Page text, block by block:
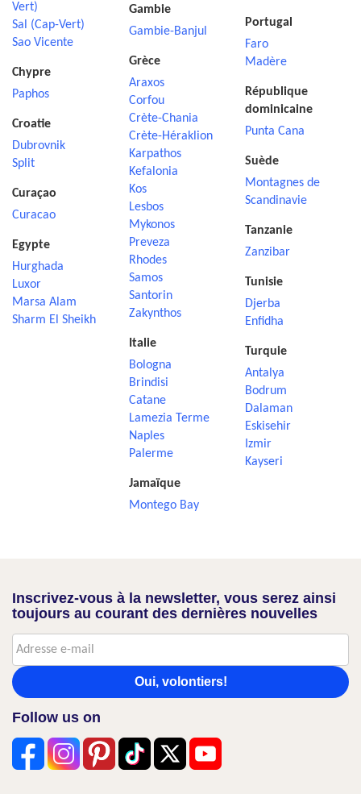
Vert)
Sal (Cap-Vert)
Sao Vicente
Chypre
Paphos
Croatie
Dubrovnik
Split
Curaçao
Curacao
Egypte
Hurghada
Luxor
Marsa Alam
Sharm El Sheikh
Gambie
Gambie-Banjul
Grèce
Araxos
Corfou
Crète-Chania
Crète-Héraklion
Karpathos
Kefalonia
Kos
Lesbos
Mykonos
Preveza
Rhodes
Samos
Santorin
Zakynthos
Italie
Bologna
Brindisi
Catane
Lamezia Terme
Naples
Palerme
Jamaïque
Montego Bay
Portugal
Faro
Madère
République
dominicaine
Punta Cana
Suède
Montagnes de
Scandinavie
Tanzanie
Zanzibar
Tunisie
Djerba
Enfidha
Turquie
Antalya
Bodrum
Dalaman
Eskisehir
Izmir
Kayseri
Inscrivez-vous à la newsletter, vous serez ainsi
toujours au courant des dernières nouvelles
Oui, volontiers!
Follow us on